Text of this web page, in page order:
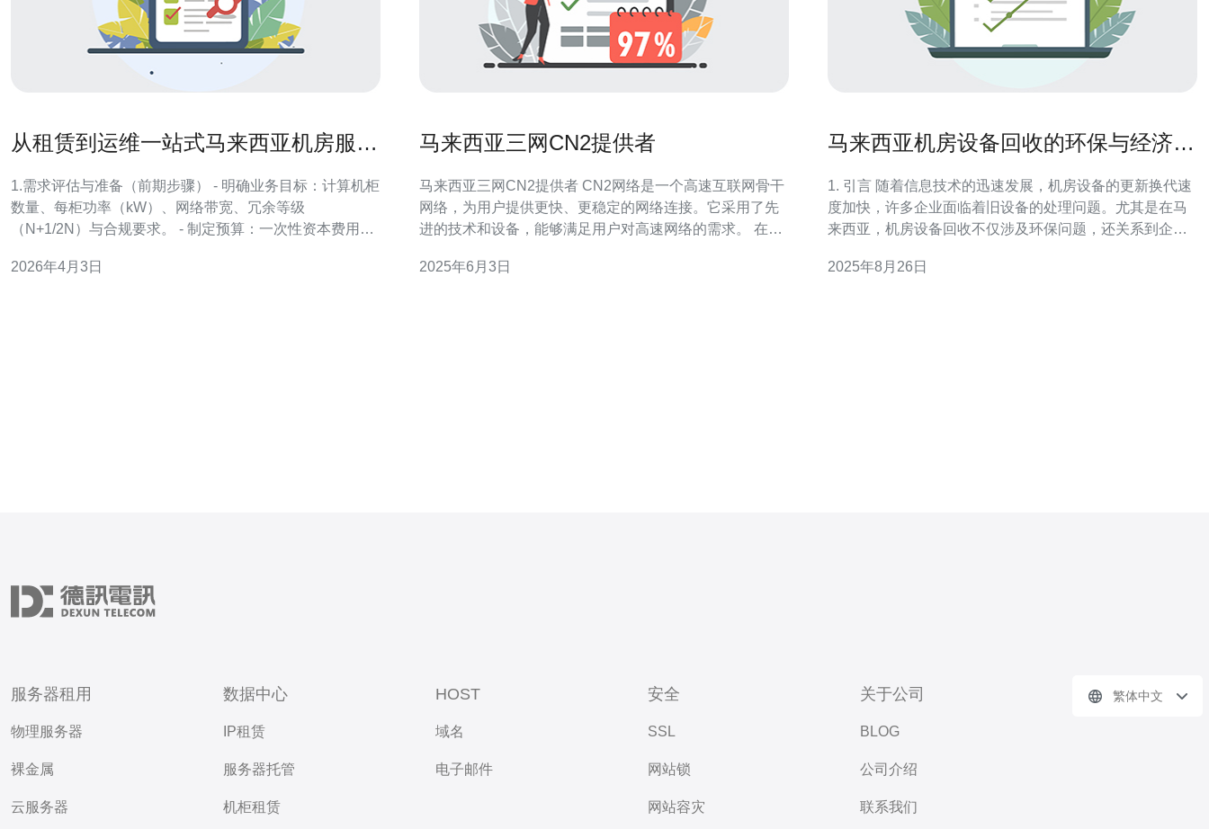
从租赁到运维一站式马来西亚机房服务
1.需求评估与准备（前期步骤） - 明确业务目标：计算机柜
数量、每柜功率（kW）、网络带宽、冗余等级
（N+1/2N）与合规要求。 - 制定预算：一次性资本费用
维）。 - 准备文件：公司注册信息、联系人、预期合同期
2026年4月3日
马来西亚三网CN2提供者
马来西亚三网CN2提供者 CN2网络是一个高速互联网骨干
网络，为用户提供更快、更稳定的网络连接。它采用了先
进的技术和设备，能够满足用户对高速网络的需求。 在马
务，它们分别是： 马来西亚网络服务商A 马来西亚网络服
2025年6月3日
马来西亚机房设备回收的环保与经济效
1. 引言 随着信息技术的迅速发展，机房设备的更新换代速
度加快，许多企业面临着旧设备的处理问题。尤其是在马
来西亚，机房设备回收不仅涉及环保问题，还关系到企业
的环保与经济效益。 2. 机房设备的种类及其影响 机房设备
2025年8月26日
服务器租用
物理服务器
裸金属
云服务器
数据中心
IP租赁
服务器托管
机柜租赁
HOST
域名
电子邮件
安全
SSL
网站锁
网站容灾
关于公司
BLOG
公司介绍
联系我们
繁体中文